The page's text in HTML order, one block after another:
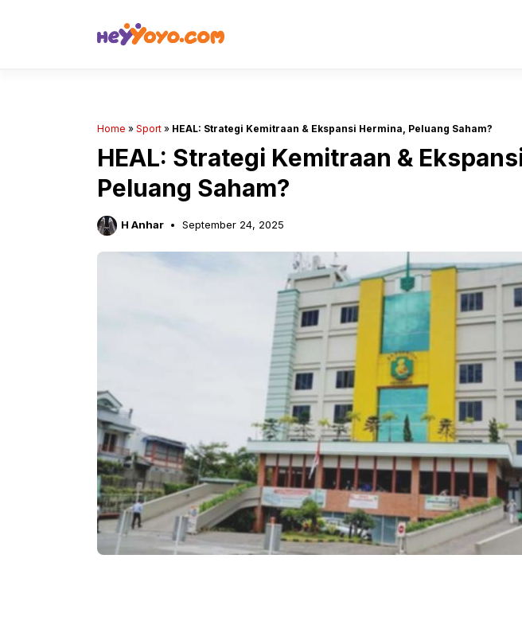
Home » Sport » HEAL: Strategi Kemitraan & Ekspansi Hermina, Peluang Saham?
HEAL: Strategi Kemitraan &
Peluang Saham?
H Anhar September 24, 2025